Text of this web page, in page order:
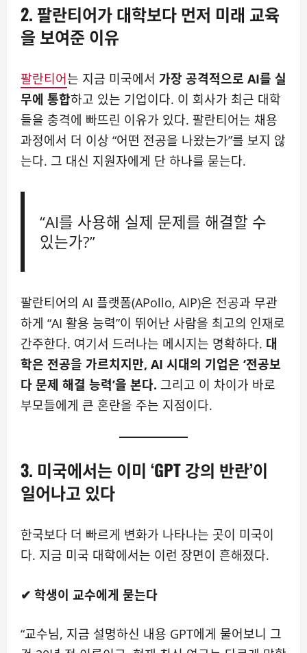
2. 팔란티어가 대학보다 먼저 미래 교육
을 보여준 이유
팔란티어는 지금 미국에서 가장 공격적으로 AI를 실
무에 통합하고 있는 기업이다. 이 회사가 최근 대학
들을 충격에 빠뜨린 이유가 있다. 팔란티어는 채용
과정에서 더 이상 “어떤 전공을 나왔는가”를 보지 않
는다. 그 대신 지원자에게 단 하나를 묻는다.
“AI를 사용해 실제 문제를 해결할 수
있는가?”
팔란티어의 AI 플랫폼(APollo, AIP)은 전공과 무관
하게 “AI 활용 능력”이 뛰어난 사람을 최고의 인재로
간주한다. 여기서 드러나는 메시지는 명확하다. 대
학은 전공을 가르치지만, AI 시대의 기업은 ‘전공보
다 문제 해결 능력’을 본다. 그리고 이 차이가 바로
부모들에게 큰 혼란을 주는 지점이다.
3. 미국에서는 이미 ‘GPT 강의 반란’이
일어나고 있다
한국보다 더 빠르게 변화가 나타나는 곳이 미국이
다. 지금 미국 대학에서는 이런 장면이 흔해졌다.
✔ 학생이 교수에게 묻는다
“교수님, 지금 설명하신 내용 GPT에게 물어보니 그